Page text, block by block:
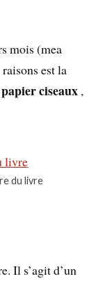
mois (mea
est la
ciseaux ,
du livre
Il s’agit d’un